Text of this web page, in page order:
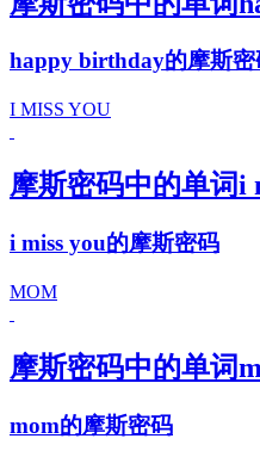
happy birthday的摩斯密
I MISS YOU
摩斯密码中的单词i
i miss you的摩斯密码
MOM
摩斯密码中的单词
mom的摩斯密码